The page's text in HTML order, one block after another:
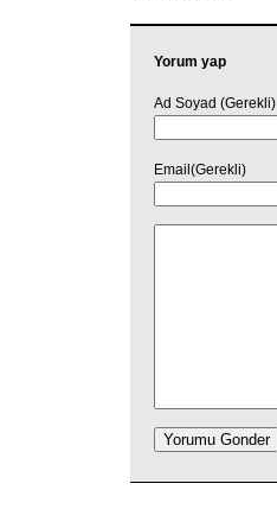
Yorum yap
Ad Soyad (Gerekli)
Email(Gerekli)